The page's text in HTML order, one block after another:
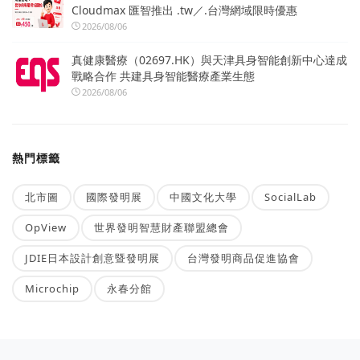
Cloudmax 匯智推出 .tw／.台灣網域限時優惠
2026/08/06
真健康醫療（02697.HK）與天津具身智能創新中心達成
戰略合作 共建具身智能醫療產業生態
2026/08/06
熱門標籤
北市圖 國際發明展 中國文化大學 SocialLab
OpView 世界發明智慧財產聯盟總會
JDIE日本設計創意暨發明展 台灣發明商品促進協會
Microchip 永春分館